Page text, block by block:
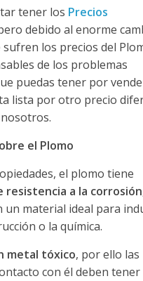
tener los Precios
debido al enorme
los precios del
de los problemas
puedas tener por
lista por otro precio
el Plomo
el plomo tiene
resistencia a la corrosión
un material ideal para
o la química.
metal tóxico, por ello las
con él deben tener